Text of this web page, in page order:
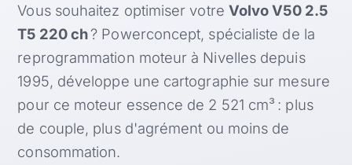
Vous souhaitez optimiser votre Volvo V50 2.5
T5 220 ch? Powerconcept, spécialiste de la
reprogrammation moteur à Nivelles depuis
1995, développe une cartographie sur mesure
pour ce moteur essence de 2 521 cm³ : plus
de couple, plus d'agrément ou moins de
consommation.